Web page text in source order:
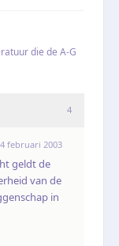
die de A-G
4
februari 2003
geldt de
van de
in